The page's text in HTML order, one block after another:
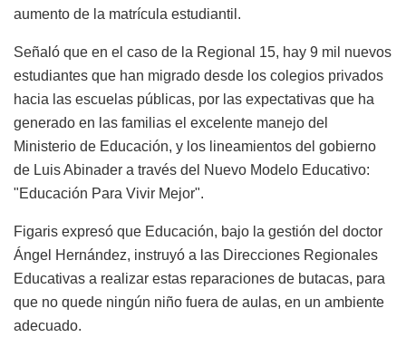
aumento de la matrícula estudiantil.
Señaló que en el caso de la Regional 15, hay 9 mil nuevos
estudiantes que han migrado desde los colegios privados
hacia las escuelas públicas, por las expectativas que ha
generado en las familias el excelente manejo del
Ministerio de Educación, y los lineamientos del gobierno
de Luis Abinader a través del Nuevo Modelo Educativo:
"Educación Para Vivir Mejor".
Figaris expresó que Educación, bajo la gestión del doctor
Ángel Hernández, instruyó a las Direcciones Regionales
Educativas a realizar estas reparaciones de butacas, para
que no quede ningún niño fuera de aulas, en un ambiente
adecuado.